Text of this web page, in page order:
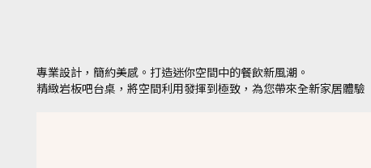
專業設計，簡約美感。打造迷你空間中的餐飲新風潮。
精緻岩板吧台桌，將空間利用發揮到極致，為您帶來全新家居體驗